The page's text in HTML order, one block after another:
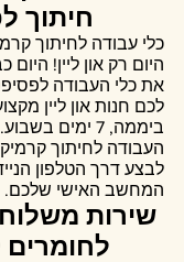
חיתוך
כלי עבודה ‏לחיתוך
היום רק און ליין!
את כלי העבודה
ביממה, 7 ימים
העבודה ‏לחיתוך
לבצע דרך הטלפון
המחשב האישי שלכם.
שירות